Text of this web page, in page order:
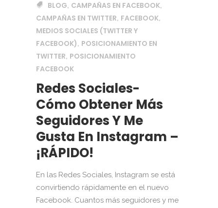
BLOG, CAMPAÑAS EN FACEBOOK,
CAMPAÑAS EN TWITTER, FACEBOOK,
MEDIOS SOCIALES (TWITTER Y
FACEBOOK), POSICIONAMIENTO EN
TWITTER, POSICIONAMIENTO
FACEBOOK
Redes Sociales-
Cómo Obtener Más
Seguidores Y Me
Gusta En Instagram –
¡RÁPIDO!
En las Redes Sociales, Instagram se está
convirtiendo rápidamente en el nuevo
Facebook. Cuantos más seguidores y me